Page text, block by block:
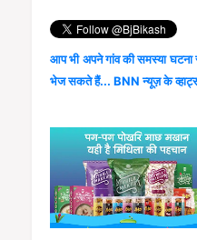
आप भी अपने गांव की समस्या
भेज सकते हैं... BNN न्यूज़ के